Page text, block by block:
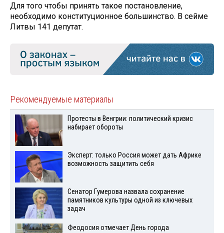
Для того чтобы принять такое постановление,
необходимо конституционное большинство. В сейме
Литвы 141 депутат.
Рекомендуемые материалы
Протесты в Венгрии: политический кризис
набирает обороты
Эксперт: только Россия может дать Африке
возможность защитить себя
Сенатор Гумерова назвала сохранение
памятников культуры одной из ключевых
задач
Феодосия отмечает День города